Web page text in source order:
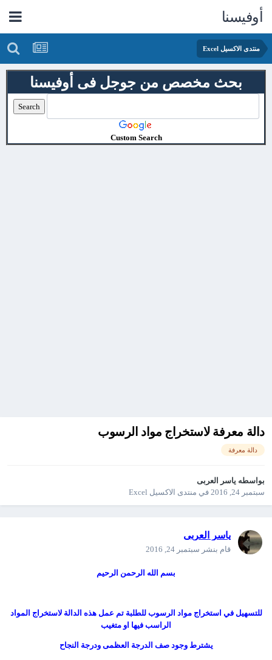
أوفيسنا
منتدى الاكسيل Excel
بحث مخصص من جوجل فى أوفيسنا
Custom Search
دالة معرفة لاستخراج مواد الرسوب
دالة معرفة
بواسطه ياسر العربى
سبتمبر 24, 2016
في منتدى الاكسيل Excel
ياسر العربى
قام بنشر سبتمبر 24, 2016
بسم الله الرحمن الرحيم
للتسهيل في استخراج مواد الرسوب للطلبة تم عمل هذه الدالة لاستخراج المواد
الراسب فيها او متغيب
يشترط وجود صف الدرجة العظمى ودرجة النجاح